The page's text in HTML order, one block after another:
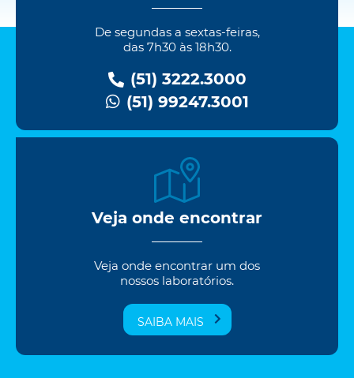
De segundas a sextas-feiras,
das 7h30 às 18h30.
(51) 3222.3000
(51) 99247.3001
Veja onde encontrar
Veja onde encontrar um dos
nossos laboratórios.
SAIBA MAIS